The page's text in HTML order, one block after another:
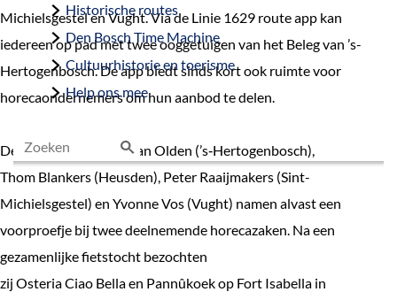
Historische routes
Den Bosch Time Machine
Cultuurhistorie en toerisme
Help ons mee
Z
o
e
k
e
Michielsgestel en Vught. Via de Linie 1629 route app kan
iedereen op pad met twee ooggetuigen van het Beleg van ’s-
Hertogenbosch. De app biedt sinds kort ook ruimte voor
horecaondernemers om hun aanbod te delen.
De wethouders Huib van Olden (’s‑Hertogenbosch),
Thom Blankers (Heusden), Peter Raaijmakers (Sint-
Michielsgestel) en Yvonne Vos (Vught) namen alvast een
voorproefje bij twee deelnemende horecazaken. Na een
gezamenlijke fietstocht bezochten
zij Osteria Ciao Bella en Pannûkoek op Fort Isabella in